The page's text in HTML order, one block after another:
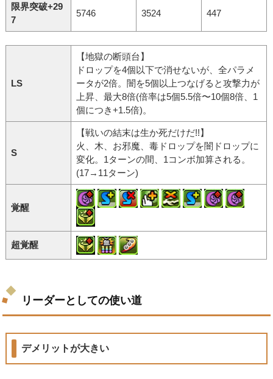
限界突破+29
7
5746 3524 447
LS
【地獄の断頭台】
ドロップを4個以下で消せないが、全パラメ
ータが2倍。闇を5個以上つなげると攻撃力が
上昇、最大8倍(倍率は5個5.5倍〜10個8倍、1
個につき+1.5倍)。
S
【戦いの結末は生か死だけだ!!】
火、木、お邪魔、毒ドロップを闇ドロップに
変化。1ターンの間、1コンボ加算される。
(17→11ターン)
覚醒
超覚醒
リーダーとしての使い道
デメリットが大きい